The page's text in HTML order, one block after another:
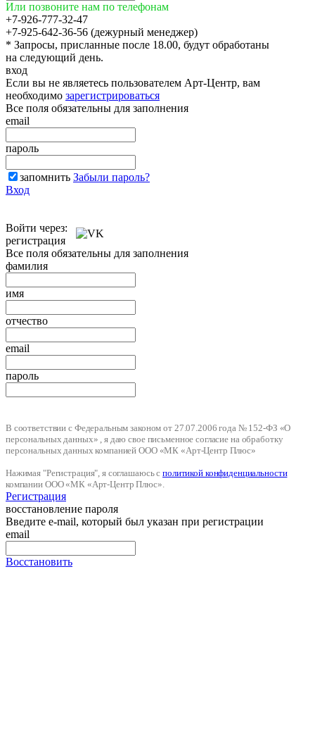
Или позвоните нам по телефонам
+7-926-777-32-47
+7-925-642-36-56 (дежурный менеджер)
* Запросы, присланные после 18.00, будут обработаны
на следующий день.
вход
Если вы не являетесь пользователем Арт-Центр, вам
необходимо зарегистрироваться
Все поля обязательны для заполнения
email
пароль
запомнить Забыли пароль?
Вход
Войти через:
регистрация
Все поля обязательны для заполнения
фамилия
имя
отчество
email
пароль
В соответствии с Федеральным законом от 27.07.2006 года № 152-ФЗ «О
персональных данных» , я даю свое письменное согласие на обработку
персональных данных компанией ООО «МК «Арт-Центр Плюс»
Нажимая "Регистрация", я соглашаюсь сполитикой конфиденциальности
компании ООО «МК «Арт-Центр Плюс».
Регистрация
восстановление пароля
Введите e-mail, который был указан при регистрации
email
Восстановить